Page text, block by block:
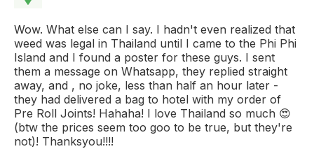
Wow. What else can I say. I hadn't even realized that
weed was legal in Thailand until I came to the Phi Phi
Island and I found a poster for these guys. I sent
them a message on Whatsapp, they replied straight
away, and , no joke, less than half an hour later -
they had delivered a bag to hotel with my order of
Pre Roll Joints! Hahaha! I love Thailand so much 😍
(btw the prices seem too goo to be true, but they're
not)! Thanksyou!!!!